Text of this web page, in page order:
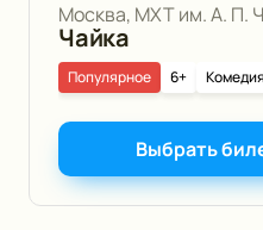
Москва, МХТ им. А. П.
Чайка
6+ Комедия
Популярное
Выбрать